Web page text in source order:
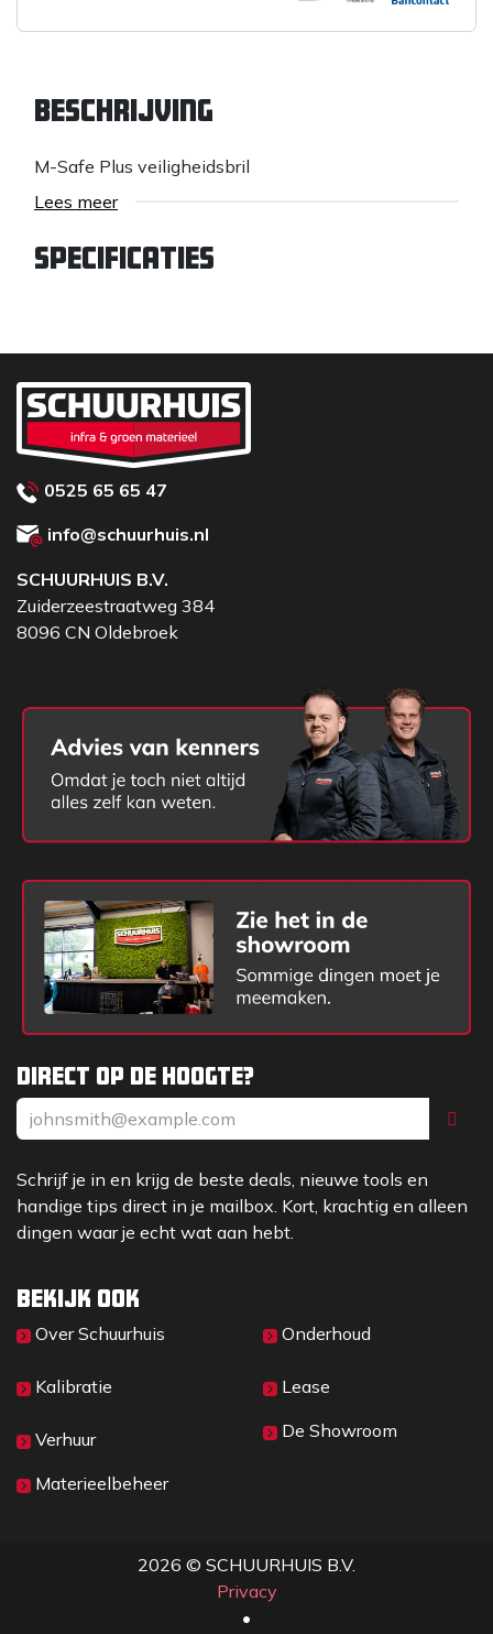
Beschrijving
M-Safe Plus veiligheidsbril
Lees meer
Specificaties
Direct op de hoogte?
Schrijf je in en krijg de beste deals, nieuwe tools en
handige tips direct in je mailbox. Kort, krachtig en alleen
dingen waar je echt wat aan hebt.
Bekijk ook
Over Sc​huurhuis
Kalibratie
Verhuur
Materieelbeheer
Onderhoud
Lease
De Showroom
0525 65 65 47
info@schuurhuis.nl
SCHUURHUIS B.V.
Zuiderzeestraatweg 384
8096 CN Oldebroek
2026 © SCHUURHUIS B.V.
Privacy
​• ​